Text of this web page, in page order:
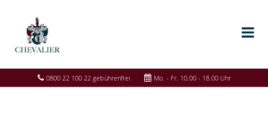
0800 22 100 22 gebührenfrei Mo. - Fr. 10.00 - 18.00 Uhr